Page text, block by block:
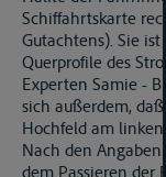
Schiffahrtskarte
Gutachtens). Sie ist
Querprofile des
Experten Samie -
sich außerdem,
Hochfeld am linken
Nach den Angaben
dem Passieren der